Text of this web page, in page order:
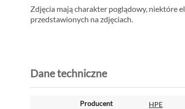
Zdjęcia mają charakter poglądowy, niektóre
przedstawionych na zdjęciach.
Dane techniczne
Producent HPE